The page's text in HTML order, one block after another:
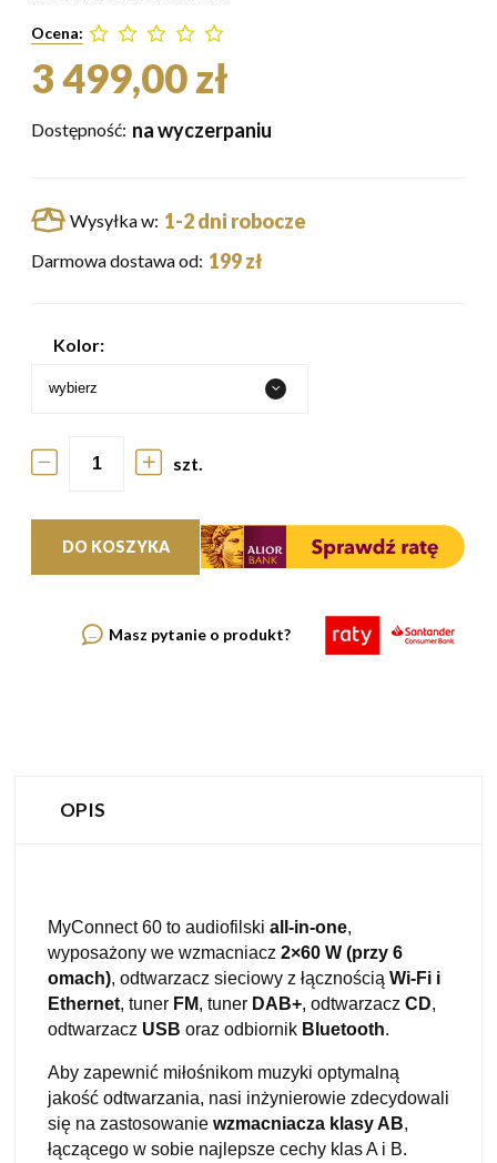
Ocena:
3 499,00 zł
Dostępność: na wyczerpaniu
Wysyłka w: 1-2 dni robocze
Darmowa dostawa od: 199 zł
Kolor:
szt.
DO KOSZYKA
Masz pytanie o produkt?
OPIS
MyConnect 60 to audiofilski all-in-one,
wyposażony we wzmacniacz 2×60 W (przy 6
omach), odtwarzacz sieciowy z łącznością Wi-Fi i
Ethernet, tuner FM, tuner DAB+, odtwarzacz CD,
odtwarzacz USB oraz odbiornik Bluetooth.
Aby zapewnić miłośnikom muzyki optymalną
jakość odtwarzania, nasi inżynierowie zdecydowali
się na zastosowanie wzmacniacza klasy AB,
łączącego w sobie najlepsze cechy klas A i B.